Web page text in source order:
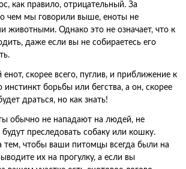
как правило, отрицательный. За
чем мы говорили выше, еноты не
животными. Однако это не означает, что к
даже если вы не собираетесь его
енот, скорее всего, пуглив, и приближение к
инстинкт борьбы или бегства, а он, скорее
драться, но как знать!
обычно не нападают на людей, не
преследовать собаку или кошку.
тем, чтобы ваши питомцы всегда были на
их на прогулку, а если вы